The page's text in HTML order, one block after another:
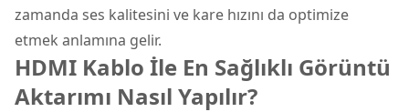
zamanda ses kalitesini ve kare hızını da optimize
etmek anlamına gelir.
HDMI Kablo İle En Sağlıklı Görüntü
Aktarımı Nasıl Yapılır?